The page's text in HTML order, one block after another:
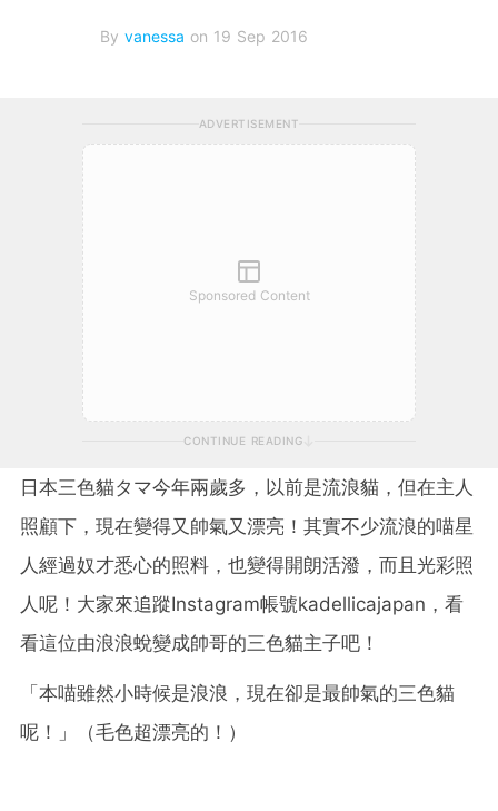
By vanessa on 19 Sep 2016
ADVERTISEMENT
Sponsored Content
CONTINUE READING
日本三色貓タマ今年兩歲多，以前是流浪貓，但在主人
照顧下，現在變得又帥氣又漂亮！其實不少流浪的喵星
人經過奴才悉心的照料，也變得開朗活潑，而且光彩照
人呢！大家來追蹤Instagram帳號kadellicajapan，看
看這位由浪浪蛻變成帥哥的三色貓主子吧！
「本喵雖然小時候是浪浪，現在卻是最帥氣的三色貓
呢！」（毛色超漂亮的！）